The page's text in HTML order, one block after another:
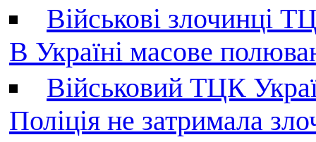
Військові злочинці
В Україні масове
Військовий ТЦК
Поліція не затримала